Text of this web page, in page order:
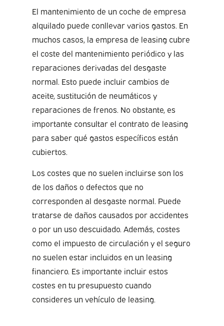
El mantenimiento de un coche de empresa
alquilado puede conllevar varios gastos. En
muchos casos, la empresa de leasing cubre
el coste del mantenimiento periódico y las
reparaciones derivadas del desgaste
normal. Esto puede incluir cambios de
aceite, sustitución de neumáticos y
reparaciones de frenos. No obstante, es
importante consultar el contrato de leasing
para saber qué gastos específicos están
cubiertos.
Los costes que no suelen incluirse son los
de los daños o defectos que no
corresponden al desgaste normal. Puede
tratarse de daños causados por accidentes
o por un uso descuidado. Además, costes
como el impuesto de circulación y el seguro
no suelen estar incluidos en un leasing
financiero. Es importante incluir estos
costes en tu presupuesto cuando
consideres un vehículo de leasing.